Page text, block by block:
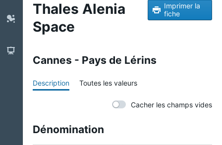
Thales Alenia
Space
Imprimer la
fiche
Cannes - Pays de Lérins
Description Toutes les valeurs
Cacher les champs vides
Dénomination